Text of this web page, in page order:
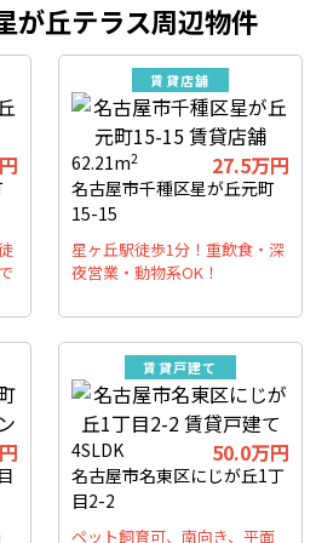
が丘テラス周辺物件
賃貸店舗
62.21m2 27.5万円
名古屋市千種区星が丘元町
15-15
星ヶ丘駅徒歩1分！重飲食・深
夜営業・動物系OK！
賃貸戸建て
4SLDK 50.0万円
名古屋市名東区にじが丘1丁
目2-2
ペット飼育可、南向き、平面